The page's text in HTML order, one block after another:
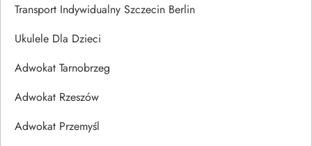
Transport Indywidualny Szczecin Berlin
Ukulele Dla Dzieci
Adwokat Tarnobrzeg
Adwokat Rzeszów
Adwokat Przemyśl